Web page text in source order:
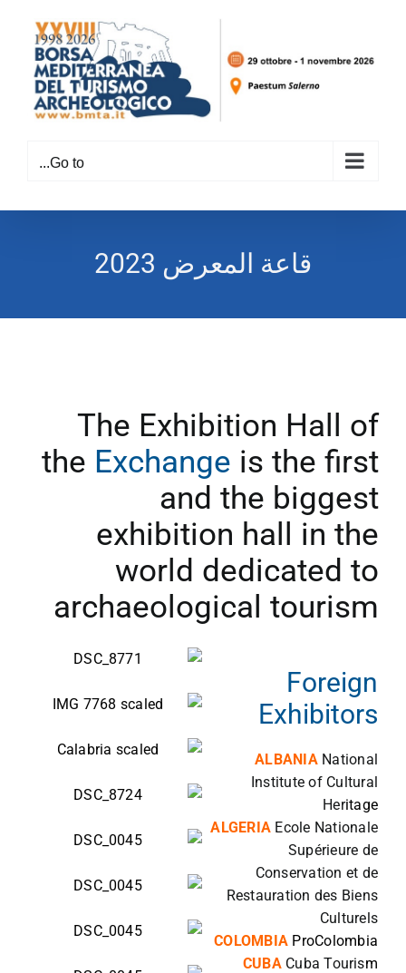
t
Go to...
قاعة المعرض 2023
The Exhibition Hall of
the Exchange is the first
and the biggest
exhibition hall in the
world dedicated to
archaeological tourism
Foreign
Exhibitors
ALBANIA National
Institute of Cultural
Heritage
ALGERIA Ecole Nationale
Supérieure de
Conservation et de
Restauration des Biens
Culturels
COLOMBIA ProColombia
CUBACuba Tourism